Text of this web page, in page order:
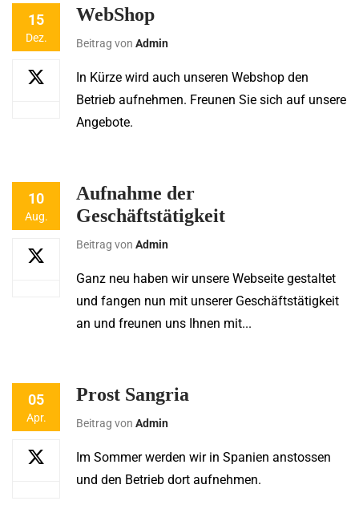
15
Dez.
WebShop
Beitrag von Admin
In Kürze wird auch unseren Webshop den
Betrieb aufnehmen. Freunen Sie sich auf unsere
Angebote.
10
Aug.
Aufnahme der
Geschäftstätigkeit
Beitrag von Admin
Ganz neu haben wir unsere Webseite gestaltet
und fangen nun mit unserer Geschäftstätigkeit
an und freunen uns Ihnen mit...
05
Apr.
Prost Sangria
Beitrag von Admin
Im Sommer werden wir in Spanien anstossen
und den Betrieb dort aufnehmen.